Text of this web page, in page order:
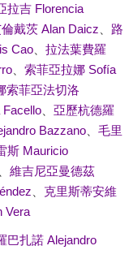
拉吉 Florencia
戴茨 Alan Daicz
路
Cao、 拉法葉費羅
、 索菲亞拉娜 Sofía
索菲亞法切洛
、 亞歷杭德羅
Bazzano、 毛里
斯 Mauricio
維吉尼亞曼德茲
克里斯蒂安維
Vera
巴扎諾 Alejandro